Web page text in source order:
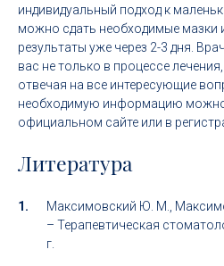
индивидуальный подход к
можно сдать необходимые мазки
результаты уже через 2-3 дня.
вас не только в процессе
отвечая на все интересующие
необходимую информацию можно
официальном сайте или в
Литература
Максимовский Ю. М.,
– Терапевтическая
г.